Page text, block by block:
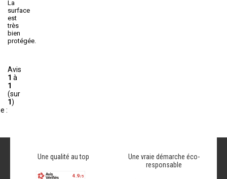
La
surface
est
très
bien
protégée.
Avis
1 à
1
(sur
1)
:
Une qualité au top
Une vraie démarche éco-
responsable